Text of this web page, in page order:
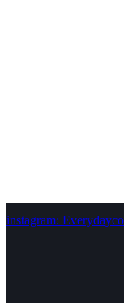
instagram: